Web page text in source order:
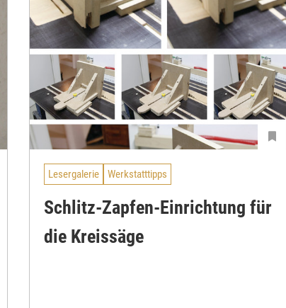
Lesergalerie Werkstatttipps
Schlitz-Zapfen-Einrichtung für
die Kreissäge